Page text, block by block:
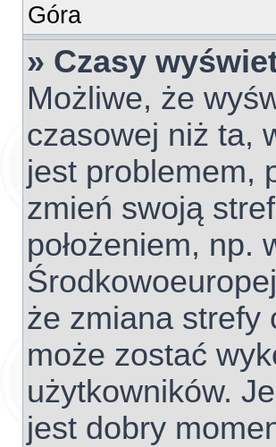
Góra
» Czasy
Możliwe, że
czasowej niż ta,
jest problemem,
zmień swoją
położeniem, np.
że zmiana strefy
może zostać
użytkowników.
jest dobry